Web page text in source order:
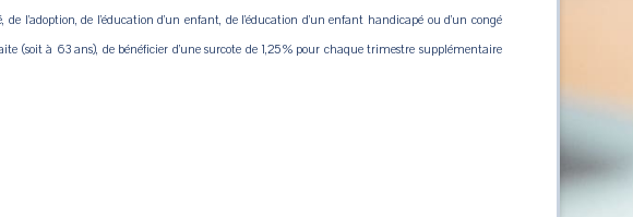
de l’éducation d’un enfant, de l’éducation d’un enfant handicapé ou d’un congé
à 63 ans), de bénéficier d’une surcote de 1,25 % pour chaque trimestre supplémentaire